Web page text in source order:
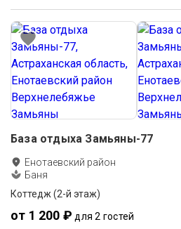
База отдыха Замьяны-77
Енотаевский район
Баня
Коттедж (2-й этаж)
от 1 200 ₽ для 2 гостей